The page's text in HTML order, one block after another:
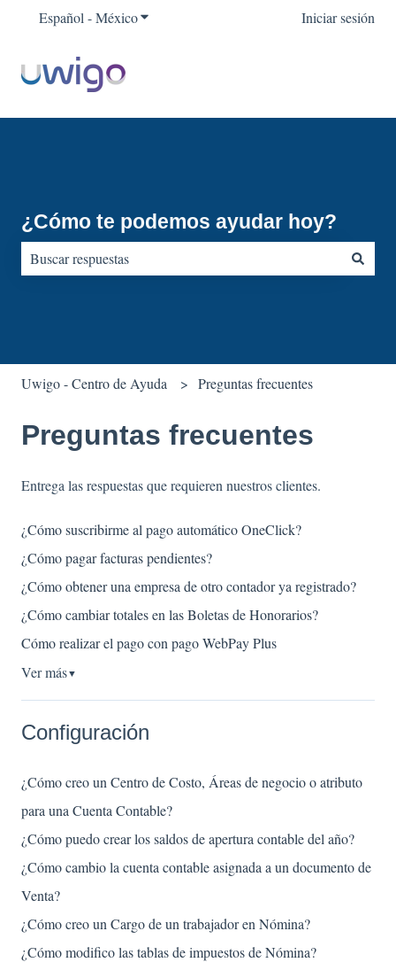
Español - MéxicoTraducciones de Mostrar submenú para
Iniciar sesión
¿Cómo te podemos ayudar hoy?
Uwigo - Centro de Ayuda Preguntas frecuentes
Preguntas frecuentes
Entrega las respuestas que requieren nuestros clientes.
¿Cómo suscribirme al pago automático OneClick?
¿Cómo pagar facturas pendientes?
¿Cómo obtener una empresa de otro contador ya registrado?
¿Cómo cambiar totales en las Boletas de Honorarios?
Cómo realizar el pago con pago WebPay Plus
Ver más▼
Configuración
¿Cómo creo un Centro de Costo, Áreas de negocio o atributo
para una Cuenta Contable?
¿Cómo puedo crear los saldos de apertura contable del año?
¿Cómo cambio la cuenta contable asignada a un documento de
Venta?
¿Cómo creo un Cargo de un trabajador en Nómina?
¿Cómo modifico las tablas de impuestos de Nómina?